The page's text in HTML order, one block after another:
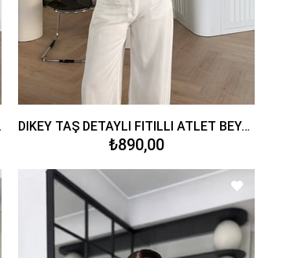
DİKEY TAŞ DETAYLI FİTİLLİ ATLET BEYAZ
₺890,00